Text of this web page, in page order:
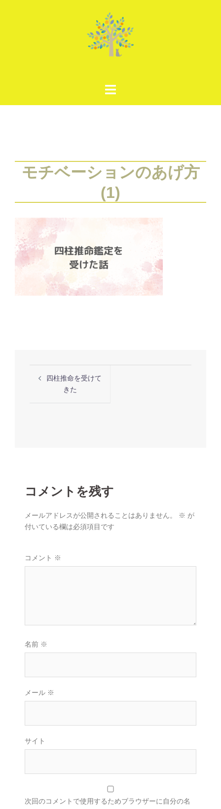
プ
モチベーションのあげ方
(1)
ナ
ン
四柱推命を受けて
きた
コメントを残す
メールアドレスが公開されることはありません。 ※ が
付いている欄は必須項目です
コメント ※
名前 ※
メール ※
サイト
次回のコメントで使用するためブラウザーに自分の名